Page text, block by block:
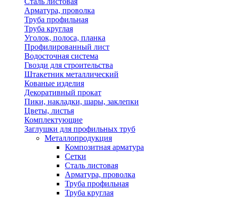
Арматура, проволка
Труба профильная
Труба круглая
Уголок, полоса, планка
Профилированный лист
Водосточная система
Гвозди для строительства
Штакетник металлический
Кованые изделия
Декоративный прокат
Пики, накладки, шары, заклепки
Цветы, листья
Комплектующие
Заглушки для профильных труб
Металлопродукция
Композитная арматура
Сетки
Сталь листовая
Арматура, проволка
Труба профильная
Труба круглая